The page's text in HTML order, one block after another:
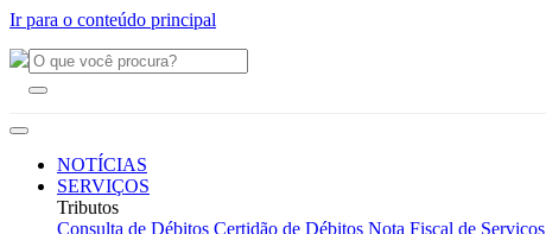
Ir para o conteúdo principal
NOTÍCIAS
SERVIÇOS
Tributos
Consulta de Débitos Certidão de Débitos Nota Fiscal de Serviços